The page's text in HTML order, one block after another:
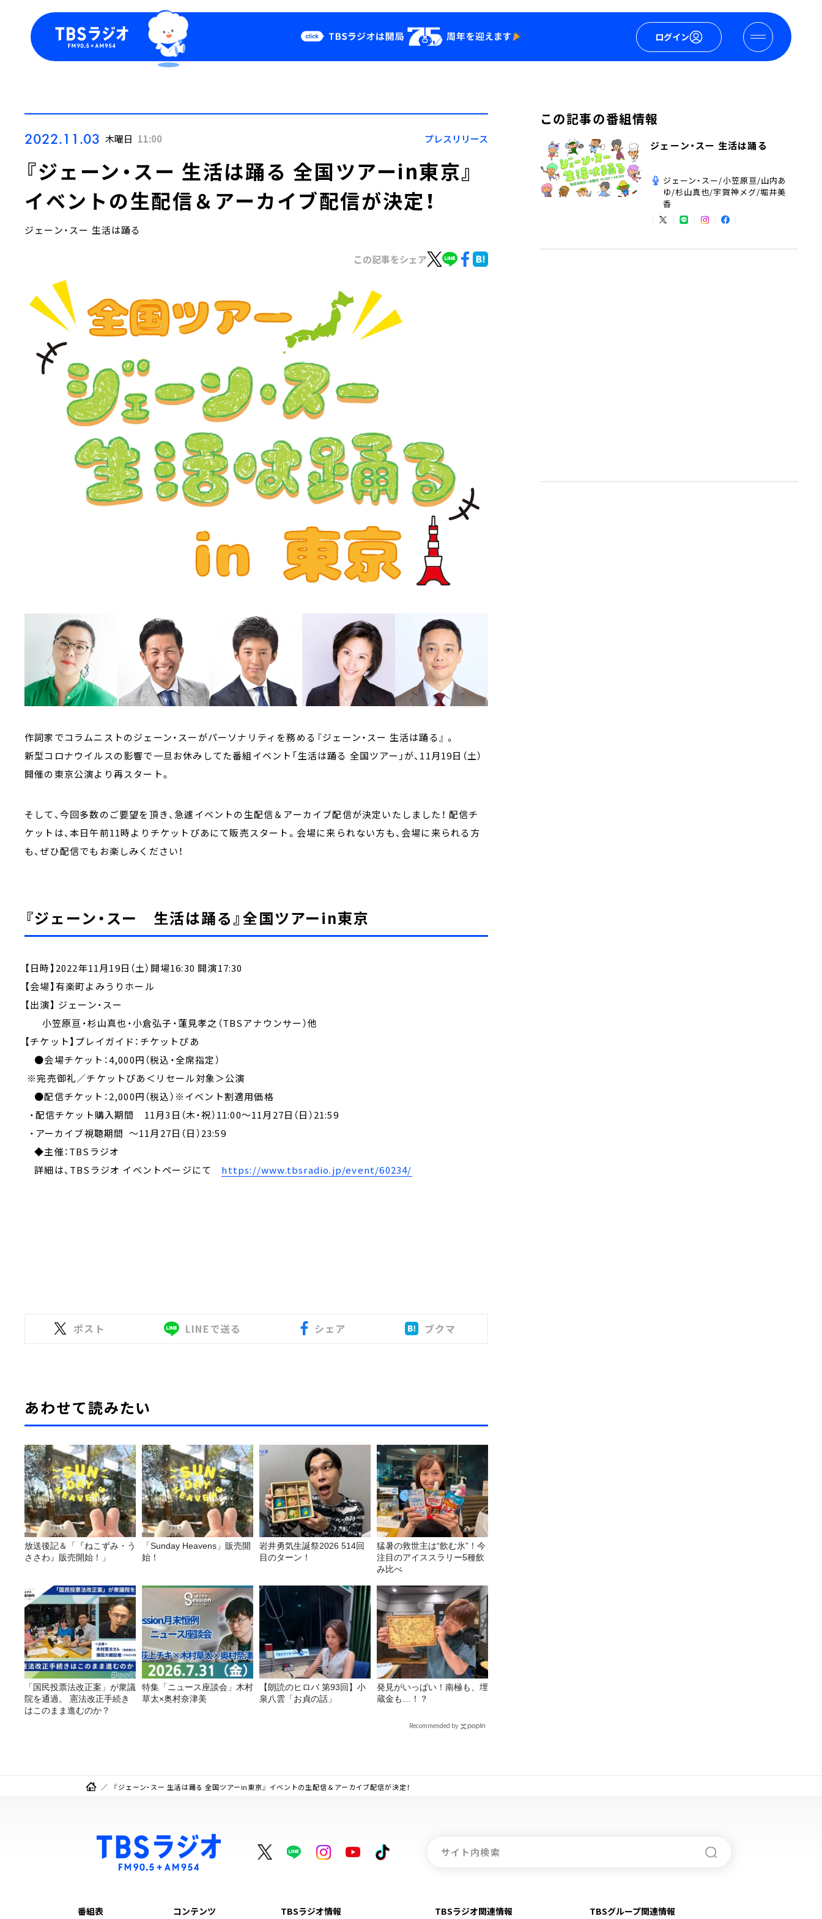
ログイン
Podcast
YouTube
会社情報
2022.11.03 木曜日 11:00 プレスリリース
『ジェーン・スー 生活は踊る 全国ツアーin東京』
イベントの生配信＆アーカイブ配信が決定！
ジェーン・スー 生活は踊る
この記事をシェア
作詞家でコラムニストのジェーン・スーがパーソナリティを務める『ジェーン・スー 生活は踊る』 。
新型コロナウイルスの影響で一旦お休みしてた番組イベント「生活は踊る 全国ツアー」が、11月19日（土）
開催の東京公演より再スタート。
そして、今回多数のご要望を頂き、急遽イベントの生配信＆アーカイブ配信が決定いたしました！ 配信チ
ケットは、本日午前11時よりチケットぴあにて販売スタート。会場に来られない方も、会場に来られる方
も、ぜひ配信でもお楽しみください！
『ジェーン・スー 生活は踊る』全国ツアーin東京
【日時】2022年11月19日（土）開場16:30 開演17:30
【会場】有楽町よみうりホール
【出演】 ジェーン・スー
小笠原亘・杉山真也・小倉弘子・蓮見孝之（TBSアナウンサー）他
【チケット】プレイガイド：チケットぴあ
●会場チケット：4,000円（税込・全席指定）
※完売御礼／チケットぴあ＜リセール対象＞公演
●配信チケット：2,000円（税込）※イベント割適用価格
・配信チケット購入期間 11月3日（木・祝）11:00～11月27日（日）21:59
・アーカイブ視聴期間 ～11月27日（日）23:59
◆主催：TBSラジオ
詳細は、TBSラジオ イベントページにて https://www.tbsradio.jp/event/60234/
ポスト LINEで送る シェア ブクマ
あわせて読みたい
放送後記＆「『ねこずみ・う
ささわ』販売開始！」
「Sunday Heavens」販売開
始！
岩井勇気生誕祭2026 514回
目のターン！
猛暑の救世主は“飲む氷”！今
注目のアイススラリー5種飲
み比べ
「国民投票法改正案」が衆議
院を通過。 憲法改正手続き
はこのまま進むのか？
特集「ニュース座談会」木村
草太×奥村奈津美
【朗読のヒロバ 第93回】小
泉八雲「お貞の話」
発見がいっぱい！南極も、埋
蔵金も…！？
Recommended by
この記事の番組情報
ジェーン・スー 生活は踊る
ジェーン・スー/小笠原亘/山内あ
ゆ/杉山真也/宇賀神メグ/堀井美
香
『ジェーン・スー 生活は踊る 全国ツアーin東京』 イベントの生配信＆アーカイブ配信が決定！
番組表 コンテンツ TBSラジオ情報 TBSラジオ関連情報 TBSグループ関連情報